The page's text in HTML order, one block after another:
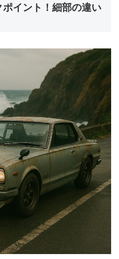
イント！細部の違い